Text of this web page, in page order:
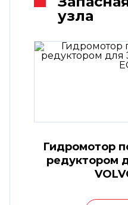
узла
Гидромотор
редуктором